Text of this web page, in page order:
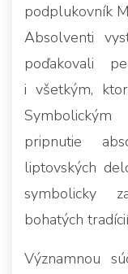
podplukovník
Absolventi
poďakovali
i všetkým,
pripnutie
liptovských
symbolicky
bohatých
Významnou